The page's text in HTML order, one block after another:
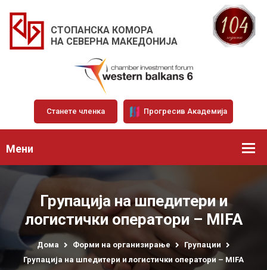
СТОПАНСКА КОМОРА
НА СЕВЕРНА МАКЕДОНИЈА
Станете членка Прогресив Академија
Мени
Групација на шпедитери и
логистички оператори – MIFA
Дома Форми на организирање
Групации
Групација на шпедитери и логистички оператори – MIFA